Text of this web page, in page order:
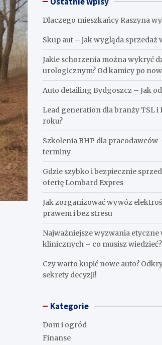
Dlaczego mieszkańcy Raszyna
Skup aut – jak wygląda sprzedaż
Jakie schorzenia można wykryć
urologicznym? Od kamicy po
Auto detailing Bydgoszcz – Jak
Lead generation dla branży TSL i
roku?
Szkolenia BHP dla
terminy
Gdzie szybko i bezpiecznie
ofertę Lombard Expres
Jak zorganizować wywóz
prawem i bez stresu
Najważniejsze wyzwania etyczne
klinicznych – co musisz wiedzieć?
Czy warto kupić nowe auto?
sekrety decyzji!
Kategorie
Dom i ogród
Finanse